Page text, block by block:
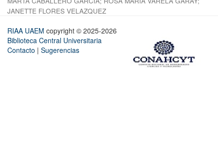
JANETTE FLORES VELAZQUEZ
RIAA UAEM copyright © 2025-2026
Biblioteca Central Universitaria
Contacto | Sugerencias